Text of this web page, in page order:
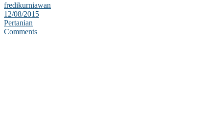
fredikurniawan
12/08/2015
Pertanian
Comments